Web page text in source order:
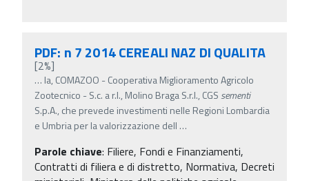
PDF: n 7 2014 CEREALI NAZ DI QUALITA
[2%]
… la, COMAZOO - Cooperativa Miglioramento Agricolo
Zootecnico - S.c. a r.l., Molino Braga S.r.l., CGS sementi
S.p.A., che prevede investimenti nelle Regioni Lombardia
e Umbria per la valorizzazione dell …
Parole chiave: Filiere, Fondi e Finanziamenti,
Contratti di filiera e di distretto, Normativa, Decreti